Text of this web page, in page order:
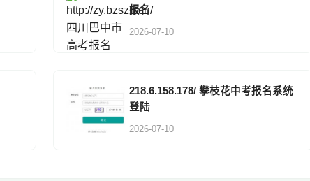
报名
2026-07-10
218.6.158.178/ 攀枝花中考报名系统
登陆
2026-07-10